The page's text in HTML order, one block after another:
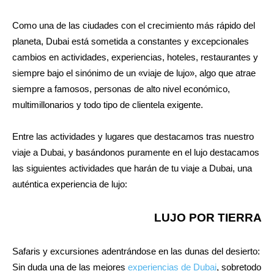
Como una de las ciudades con el crecimiento más rápido del
planeta, Dubai está sometida a constantes y excepcionales
cambios en actividades, experiencias, hoteles, restaurantes y
siempre bajo el sinónimo de un «viaje de lujo», algo que atrae
siempre a famosos, personas de alto nivel económico,
multimillonarios y todo tipo de clientela exigente.
Entre las actividades y lugares que destacamos tras nuestro
viaje a Dubai, y basándonos puramente en el lujo destacamos
las siguientes actividades que harán de tu viaje a Dubai, una
auténtica experiencia de lujo:
LUJO POR TIERRA
Safaris y excursiones adentrándose en las dunas del desierto:
Sin duda una de las mejores experiencias de Dubai, sobretodo